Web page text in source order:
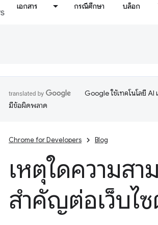
เอกสาร กรณีศึกษา บล็อก
Google ใช้เทคโนโลยี
มีข้อผิดพลาด
Chrome for Developers Blog
เหตุใดความสา
สำคัญต่อเว็บไ